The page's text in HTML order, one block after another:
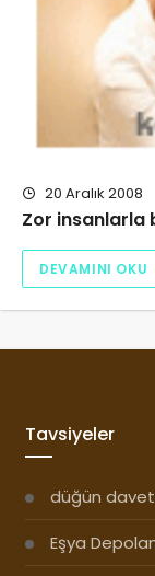
20 Aralık 2008
Zor insanlarla
DEVAMINI OKU
Tavsiyeler
düğün
Eşya